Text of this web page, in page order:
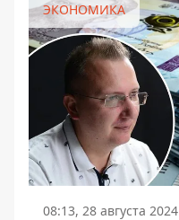
ЭКОНОМИКА
08:13, 28 августа 2024